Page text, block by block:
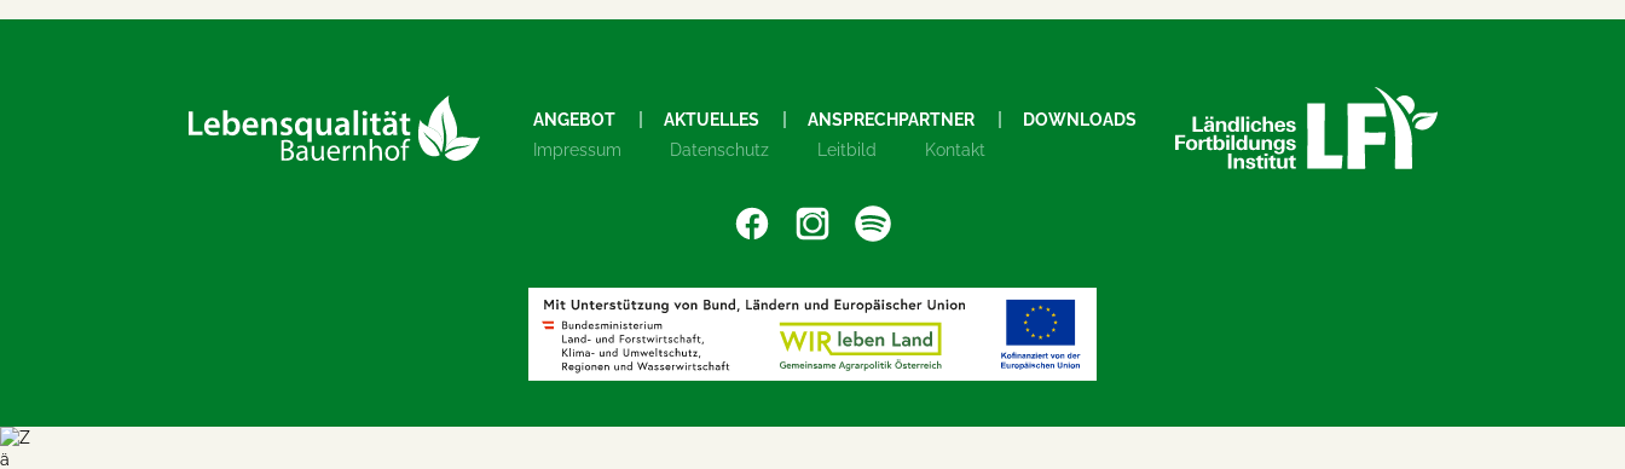
ANGEBOT AKTUELLES ANSPRECHPARTNER
DOWNLOADS
Impressum
Datenschutz Leitbild Kontakt